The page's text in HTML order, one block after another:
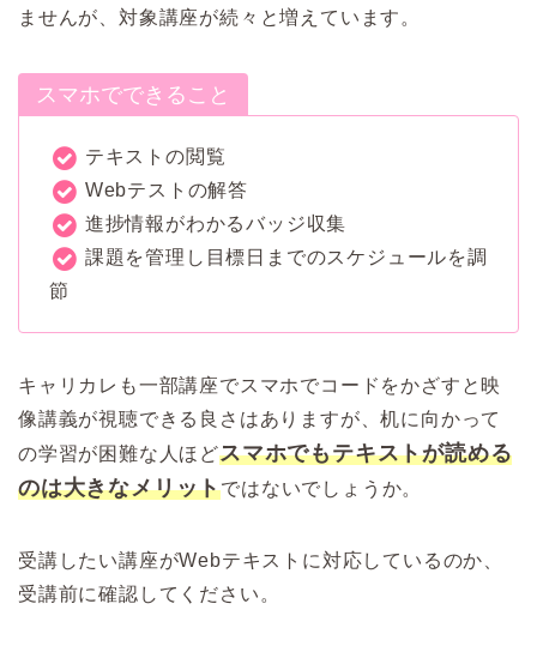
ませんが、対象講座が続々と増えています。
スマホでできること
テキストの閲覧
Webテストの解答
進捗情報がわかるバッジ収集
課題を管理し目標日までのスケジュールを調
節
キャリカレも一部講座でスマホでコードをかざすと映
像講義が視聴できる良さはありますが、机に向かって
の学習が困難な人ほどスマホでもテキストが読める
のは大きなメリットではないでしょうか。
受講したい講座がWebテキストに対応しているのか、
受講前に確認してください。